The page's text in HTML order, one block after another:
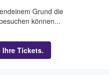
Grund die
können...
Ihre Tickets.